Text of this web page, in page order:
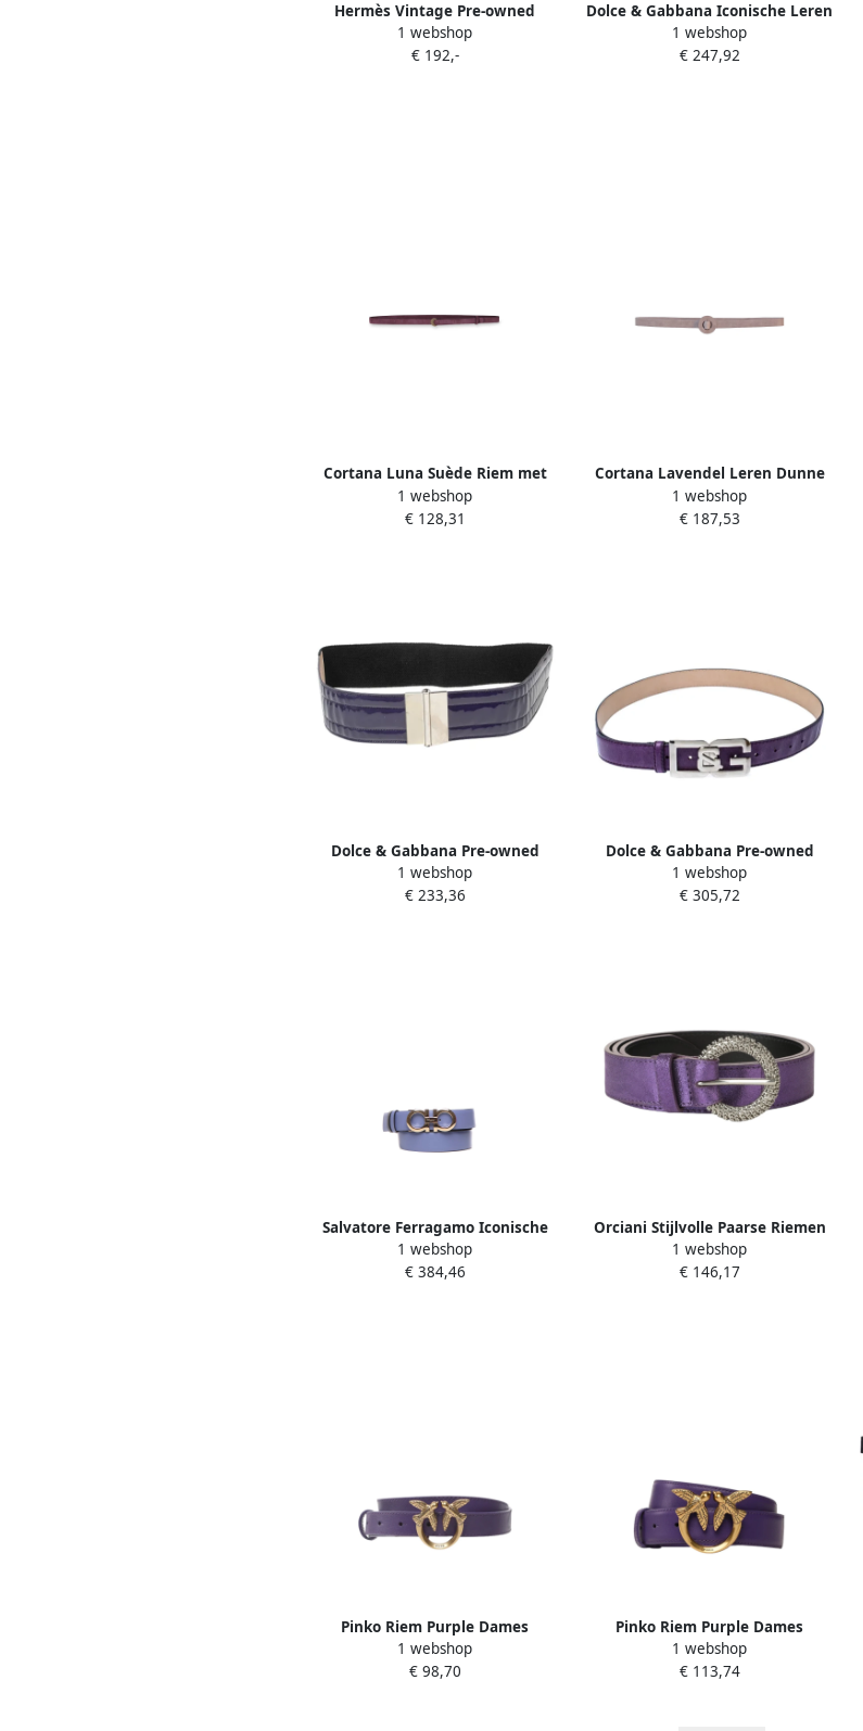
Hermès Vintage Pre-owned
Fabric belts Purple Dames
1 webshop
€ 192,-
Dolce & Gabbana Iconische Leren
Logo Riem Purple Dames
1 webshop
€ 247,92
Cortana Luna Suède Riem met
Halve Maan Gesp Purple Dames
1 webshop
€ 128,31
Cortana Lavendel Leren Dunne
Riem Purple Dames
1 webshop
€ 187,53
Dolce & Gabbana Pre-owned
Leather belts Purple Dames
1 webshop
€ 233,36
Dolce & Gabbana Pre-owned
Leather belts Purple Dames
1 webshop
€ 305,72
Salvatore Ferragamo Iconische
Dubbelzijdige Leren Riemen
Purple Dames
1 webshop
€ 384,46
Orciani Stijlvolle Paarse Riemen
Purple Dames
1 webshop
€ 146,17
Pinko Riem Purple Dames
1 webshop
€ 98,70
Pinko Riem Purple Dames
1 webshop
€ 113,74